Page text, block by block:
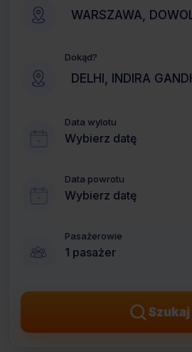
Dokąd?
Data wylotu
Wybierz datę
Data powrotu
Wybierz datę
Pasażerowie
1 pasażer
Szukaj